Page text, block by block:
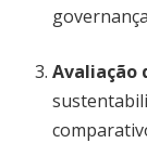
Avaliação